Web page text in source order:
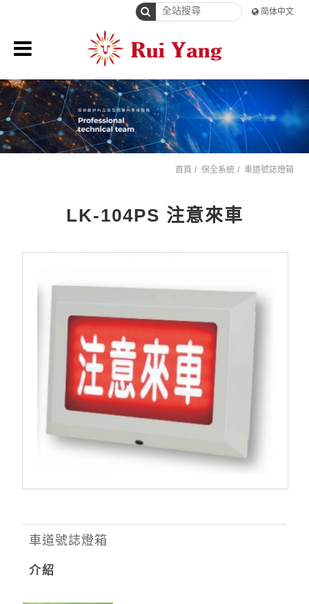
简体中文
首頁 保全系統 車道號誌燈箱
LK-104PS 注意來車
車道號誌燈箱
介紹